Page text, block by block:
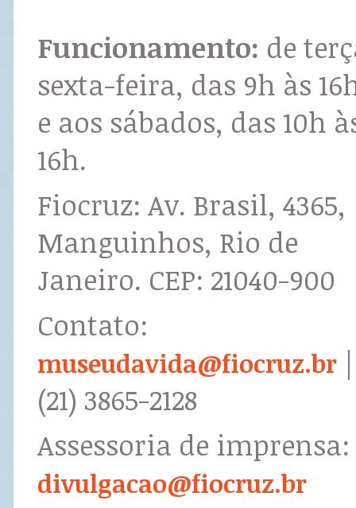
Funcionamento: de
sexta-feira, das 9h às
e aos sábados, das 10h
16h.
Fiocruz: Av. Brasil, 4365,
Manguinhos, Rio de
Janeiro. CEP: 21040-900
Contato:
museudavida@fiocruz.br |
(21) 3865-2128
Assessoria de imprensa:
divulgacao@fiocruz.br